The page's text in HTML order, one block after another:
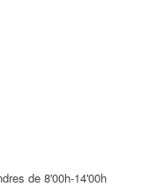
de 8'00h-14'00h